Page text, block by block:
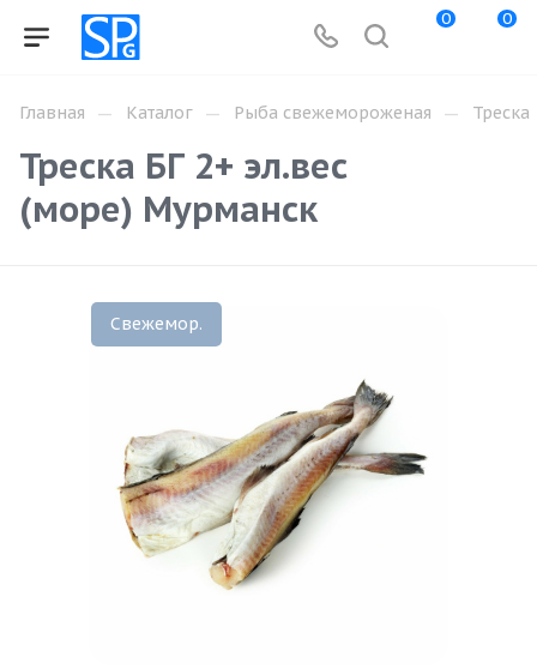
0 0
Главная — Каталог — Рыба свежемороженая — Треска
Треска БГ 2+ эл.вес
(море) Мурманск
Свежемор.